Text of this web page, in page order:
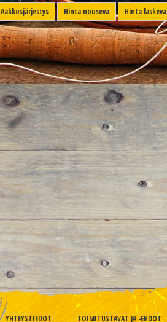
Aakkosjärjestys Hinta nouseva Hinta laskeva
YHTEYSTIEDOT TOIMITUSTAVAT JA -EHDOT